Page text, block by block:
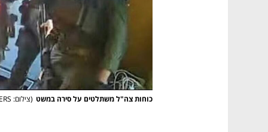
כוחות צה"ל משתלטים על סירה במשט (צילום: Global Sumud Flotilla/Handout via REUTERS